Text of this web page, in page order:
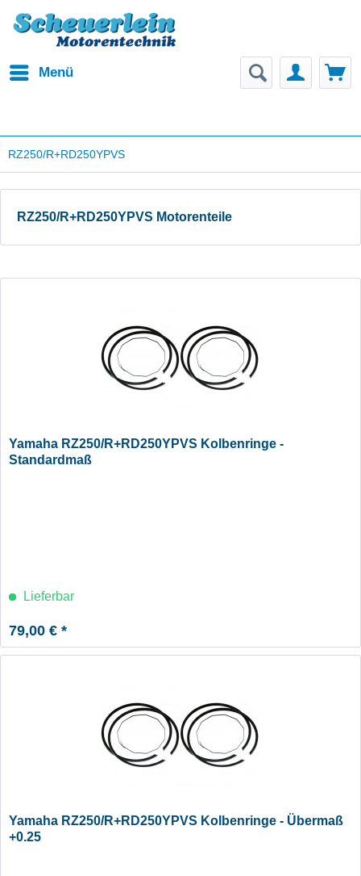
Menü
RZ250/R+RD250YPVS
RZ250/R+RD250YPVS Motorenteile
Yamaha RZ250/R+RD250YPVS Kolbenringe -
Standardmaß
Lieferbar
79,00 € *
Yamaha RZ250/R+RD250YPVS Kolbenringe - Übermaß
+0.25